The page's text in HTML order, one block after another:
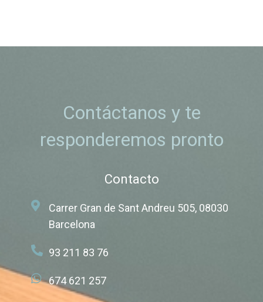
Contáctanos y te
responderemos pronto
Contacto
Carrer Gran de Sant Andreu 505, 08030
Barcelona
93 211 83 76
674 621 257